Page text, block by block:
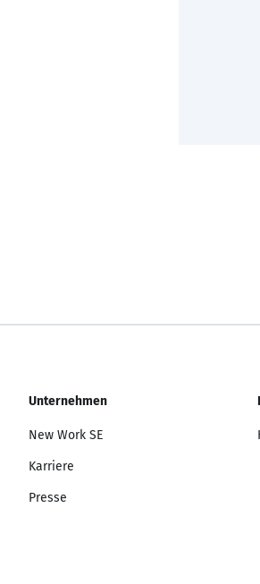
Unternehmen
New Work SE
Karriere
Presse